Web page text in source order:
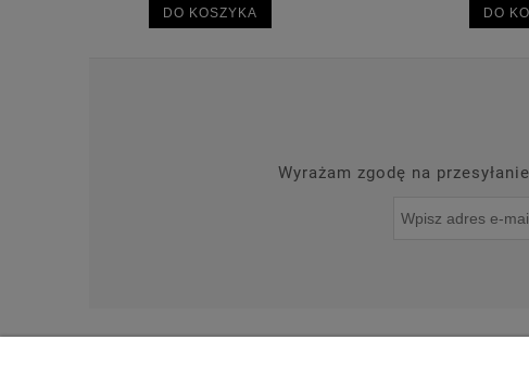
DO KOSZYKA
Wyrażam zgodę na
O NAS NOWOŚCI